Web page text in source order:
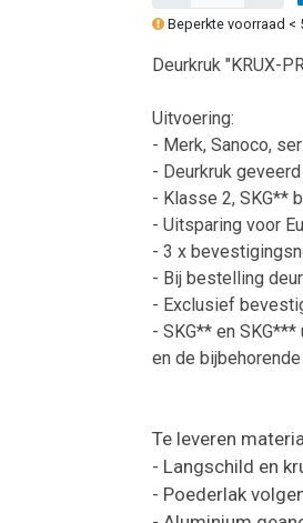
Beperkte voorraad <
Deurkruk "KRUX-
Uitvoering:
- Merk, Sanoco,
- Deurkruk
- Klasse 2, SKG**
- Uitsparing voor
- 3 x
- Bij bestelling
- Exclusief
- SKG** en
en de
Te leveren
- Langschild en
- Poederlak